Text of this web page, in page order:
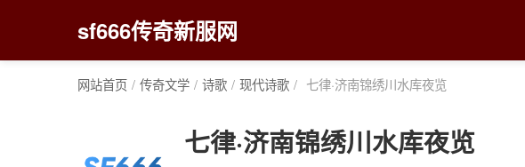
sf666传奇新服网
网站首页 / 传奇文学 / 诗歌 / 现代诗歌 / 七律·济南锦绣川水库夜览
七律·济南锦绣川水库夜览